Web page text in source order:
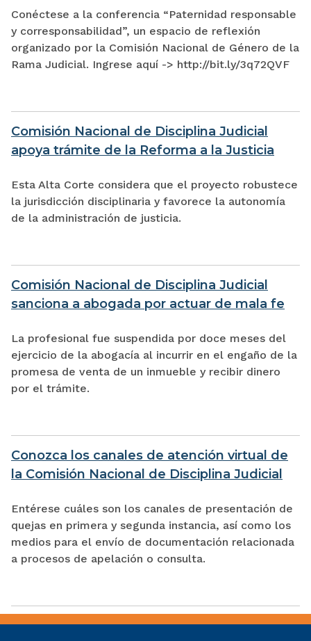
Conéctese a la conferencia “Paternidad responsable
y corresponsabilidad”, un espacio de reflexión
organizado por la Comisión Nacional de Género de la
Rama Judicial. Ingrese aquí -> http://bit.ly/3q72QVF
Comisión Nacional de Disciplina Judicial
apoya trámite de la Reforma a la Justicia
Esta Alta Corte considera que el proyecto robustece
la jurisdicción disciplinaria y favorece la autonomía
de la administración de justicia.
Comisión Nacional de Disciplina Judicial
sanciona a abogada por actuar de mala fe
La profesional fue suspendida por doce meses del
ejercicio de la abogacía al incurrir en el engaño de la
promesa de venta de un inmueble y recibir dinero
por el trámite.
Conozca los canales de atención virtual de
la Comisión Nacional de Disciplina Judicial
Entérese cuáles son los canales de presentación de
quejas en primera y segunda instancia, así como los
medios para el envío de documentación relacionada
a procesos de apelación o consulta.